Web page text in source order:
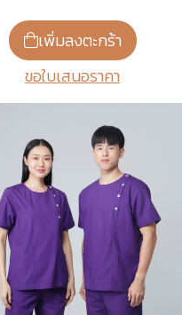
เพิ่มลงตะกร้า
ขอใบเสนอราคา